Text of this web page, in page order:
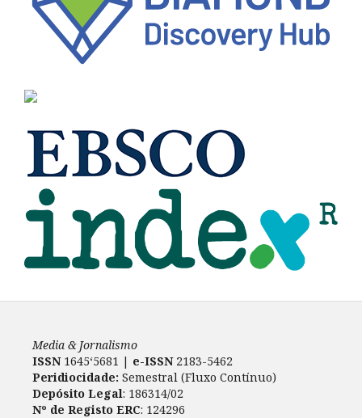
Media & Jornalismo
ISSN 1645‘5681 | e-ISSN2183-5462
Peridiocidade: Semestral (Fluxo Contínuo)
Depósito Legal: 186314/02
Nº de Registo ERC: 124296